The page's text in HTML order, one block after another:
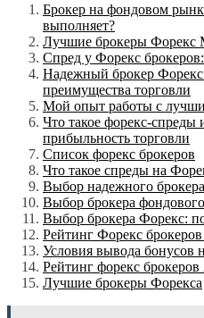
Брокер на фондовом
выполняет?
Лучшие брокеры Форекс
Спред у Форекс
Надежный брокер
преимущества торговли
Мой опыт работы с
Что такое форекс-спреды
прибыльность торговли
Список форекс брокеров
Что такое спреды на
Выбор надежного
Выбор брокера
Выбор брокера Форекс:
Рейтинг Форекс
Условия вывода бонусов
Рейтинг форекс брокеров
Лучшие брокеры Форекса